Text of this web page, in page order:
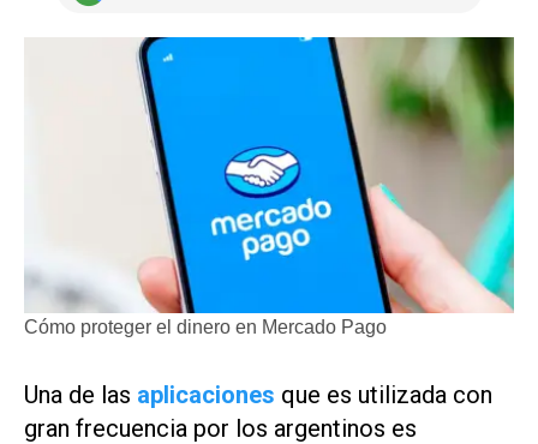
Cómo proteger el dinero en Mercado Pago
Una de las aplicaciones que es utilizada con
gran frecuencia por los argentinos es